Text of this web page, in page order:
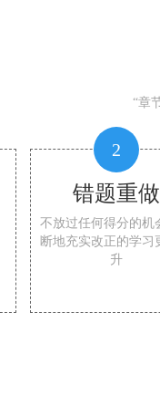
“章
2
错题重做
不放过任何得分的机
断地充实改正的学习
升